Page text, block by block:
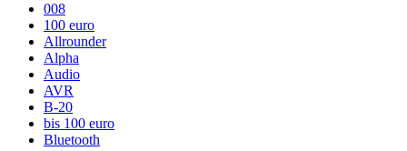
008
100 euro
Allrounder
Alpha
Audio
AVR
B-20
bis 100 euro
Bluetooth